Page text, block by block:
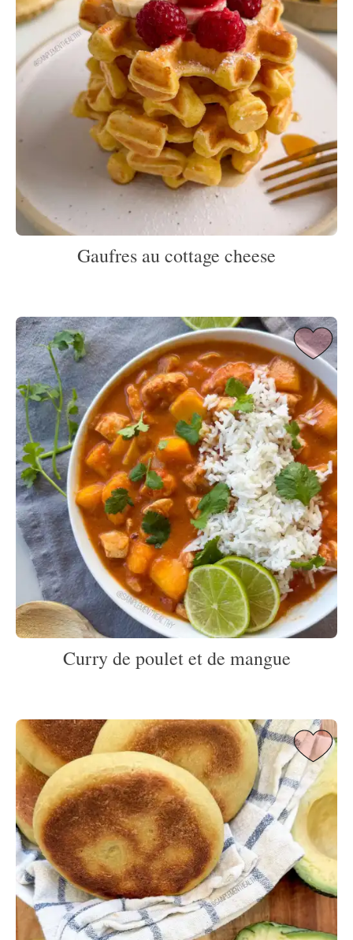
Gaufres au cottage cheese
Curry de poulet et de mangue